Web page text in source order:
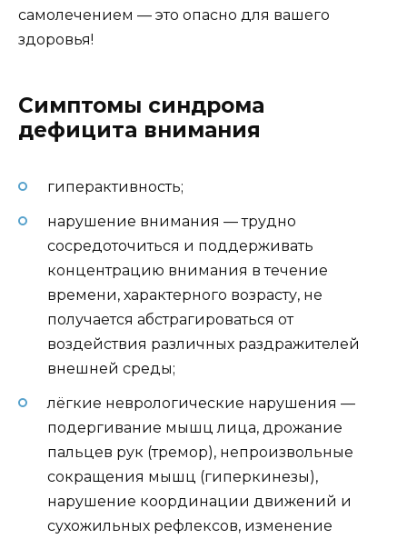
самолечением — это опасно для вашего
здоровья!
Симптомы синдрома
дефицита внимания
гиперактивность;
нарушение внимания — трудно
сосредоточиться и поддерживать
концентрацию внимания в течение
времени, характерного возрасту, не
получается абстрагироваться от
воздействия различных раздражителей
внешней среды;
лёгкие неврологические нарушения —
подергивание мышц лица, дрожание
пальцев рук (тремор), непроизвольные
сокращения мышц (гиперкинезы),
нарушение координации движений и
сухожильных рефлексов, изменение